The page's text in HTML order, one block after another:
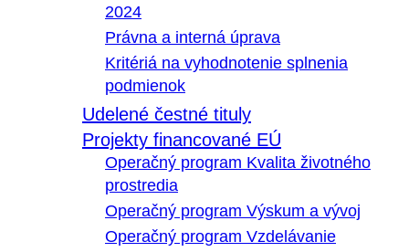
2024
Právna a interná úprava
Kritériá na vyhodnotenie splnenia
podmienok
Udelené čestné tituly
Projekty financované EÚ
Operačný program Kvalita životného
prostredia
Operačný program Výskum a vývoj
Operačný program Vzdelávanie